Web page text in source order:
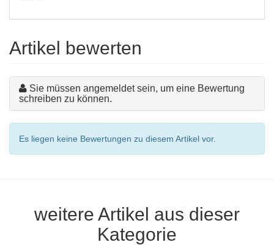
Artikel bewerten
Sie müssen angemeldet sein, um eine Bewertung
schreiben zu können.
Es liegen keine Bewertungen zu diesem Artikel vor.
weitere Artikel aus dieser
Kategorie